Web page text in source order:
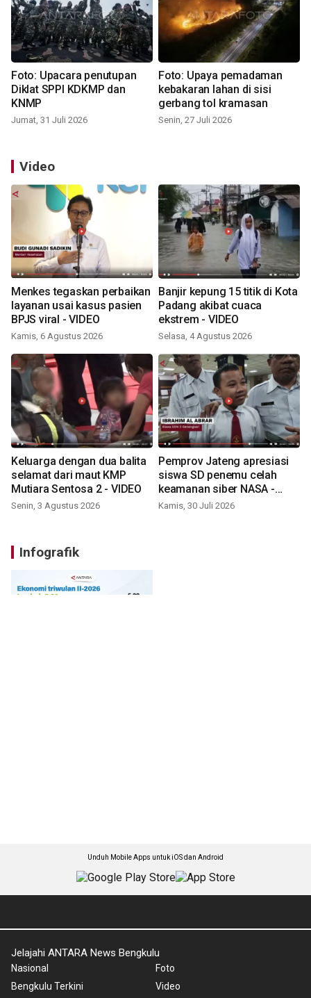
Foto: Upacara penutupan
Diklat SPPI KDKMP dan
KNMP
Jumat, 31 Juli 2026
Foto: Upaya pemadaman
kebakaran lahan di sisi
gerbang tol kramasan
Senin, 27 Juli 2026
Video
Menkes tegaskan perbaikan
layanan usai kasus pasien
BPJS viral - VIDEO
Kamis, 6 Agustus 2026
Banjir kepung 15 titik di Kota
Padang akibat cuaca
ekstrem - VIDEO
Selasa, 4 Agustus 2026
Keluarga dengan dua balita
selamat dari maut KMP
Mutiara Sentosa 2 - VIDEO
Senin, 3 Agustus 2026
Pemprov Jateng apresiasi
siswa SD penemu celah
keamanan siber NASA -
VIDEO
Kamis, 30 Juli 2026
Infografik
Unduh Mobile Apps untuk iOS dan Android
Jelajahi ANTARA News Bengkulu
Nasional
Bengkulu Terkini
Foto
Video